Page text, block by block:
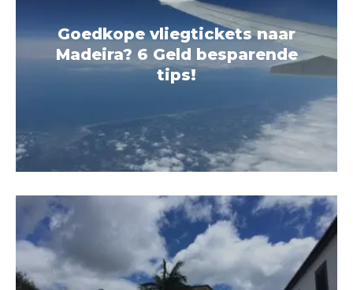
Goedkope vliegtickets naar
Madeira? 6 Geld besparende
tips!